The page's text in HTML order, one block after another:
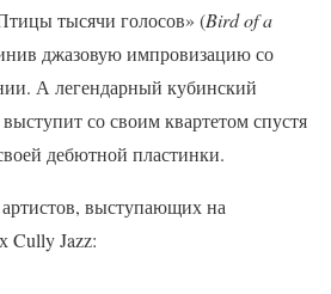
тысячи голосов» (Bird of a
джазовую импровизацию со
А легендарный кубинский
со своим квартетом спустя
дебютной пластинки.
выступающих на
Cully Jazz: